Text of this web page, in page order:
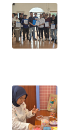
Wahana
News
Regional
WN
JAKARTA